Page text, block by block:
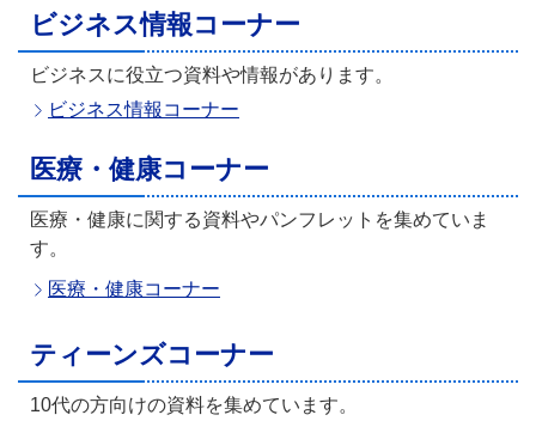
ビジネス情報コーナー
ビジネスに役立つ資料や情報があります。
ビジネス情報コーナー
医療・健康コーナー
医療・健康に関する資料やパンフレットを集めていま
す。
医療・健康コーナー
ティーンズコーナー
10代の方向けの資料を集めています。